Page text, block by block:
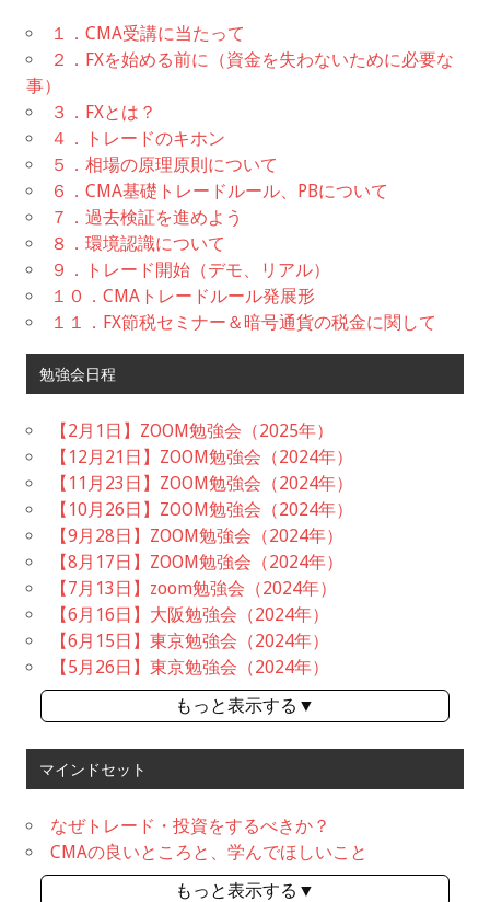
１．CMA受講に当たって
２．FXを始める前に（資金を失わないために必要な
事）
３．FXとは？
４．トレードのキホン
５．相場の原理原則について
６．CMA基礎トレードルール、PBについて
７．過去検証を進めよう
８．環境認識について
９．トレード開始（デモ、リアル）
１０．CMAトレードルール発展形
１１．FX節税セミナー＆暗号通貨の税金に関して
勉強会日程
【2月1日】ZOOM勉強会（2025年）
【12月21日】ZOOM勉強会（2024年）
【11月23日】ZOOM勉強会（2024年）
【10月26日】ZOOM勉強会（2024年）
【9月28日】ZOOM勉強会（2024年）
【8月17日】ZOOM勉強会（2024年）
【7月13日】zoom勉強会（2024年）
【6月16日】大阪勉強会（2024年）
【6月15日】東京勉強会（2024年）
【5月26日】東京勉強会（2024年）
もっと表示する▼
マインドセット
なぜトレード・投資をするべきか？
CMAの良いところと、学んでほしいこと
もっと表示する▼